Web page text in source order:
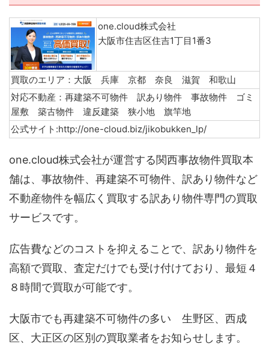
one.cloud株式会社
大阪市住吉区住吉1丁目1番3
買取のエリア：大阪 兵庫 京都 奈良 滋賀 和歌山
対応不動産：再建築不可物件 訳あり物件 事故物件 ゴミ
屋敷 築古物件 違反建築 狭小地 旗竿地
公式サイト:http://one-cloud.biz/jikobukken_lp/
one.cloud株式会社が運営する関西事故物件買取本
舗は、事故物件、再建築不可物件、訳あり物件など
不動産物件を幅広く買取する訳あり物件専門の買取
サービスです。
広告費などのコストを抑えることで、訳あり物件を
高額で買取、査定だけでも受け付けており、最短４
８時間で買取が可能です。
大阪市でも再建築不可物件の多い 生野区、西成
区、大正区の区別の買取業者をお知らせします。